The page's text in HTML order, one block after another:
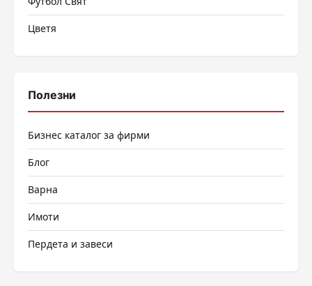
Цветя
Полезни
Бизнес каталог за фирми
Блог
Варна
Имоти
Пердета и завеси